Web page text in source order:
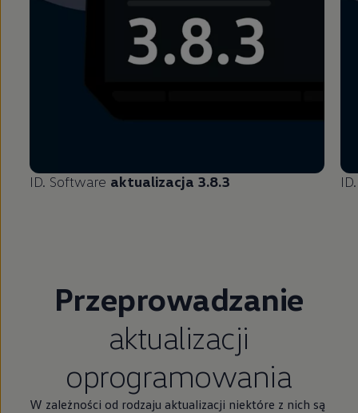
ID. Software aktualizacja 3.8.3
Przeprowadzanie
aktualizacji
oprogramowania
W zależności od rodzaju aktualizacji niektóre z nich są